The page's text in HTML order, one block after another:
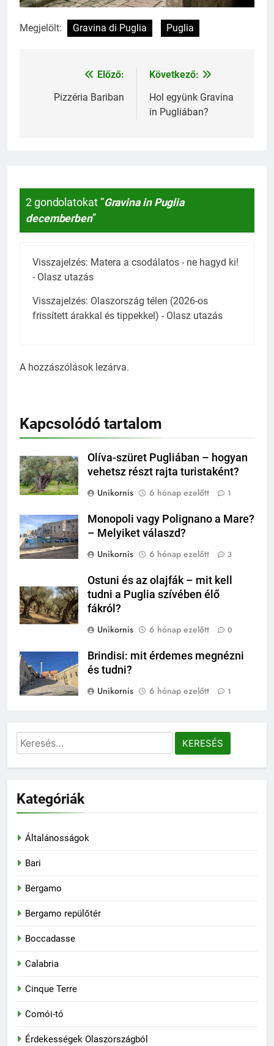
Megjelölt: Gravina di Puglia Puglia
Bejegyzés
navigáció
Előző:
Pizzéria Bariban
Következő:
Hol együnk Gravina
in Pugliában?
2 gondolatokat “Gravina in Puglia
decemberben”
Visszajelzés: Matera a csodálatos - ne hagyd ki!
- Olasz utazás
Visszajelzés: Olaszország télen (2026-os
frissített árakkal és tippekkel) - Olasz utazás
A hozzászólások lezárva.
Kapcsolódó tartalom
Olíva-szüret Pugliában – hogyan
vehetsz részt rajta turistaként?
Unikornis
6 hónap ezelőtt 1
Monopoli vagy Polignano a Mare?
– Melyiket válaszd?
Unikornis
6 hónap ezelőtt 3
Ostuni és az olajfák – mit kell
tudni a Puglia szívében élő
fákról?
Unikornis
6 hónap ezelőtt 0
Brindisi: mit érdemes megnézni
és tudni?
Unikornis
6 hónap ezelőtt 1
Keresés:
Kategóriák
Általánosságok
Bari
Bergamo
Bergamo repülőtér
Boccadasse
Calabria
Cinque Terre
Comói-tó
Érdekességek Olaszországból